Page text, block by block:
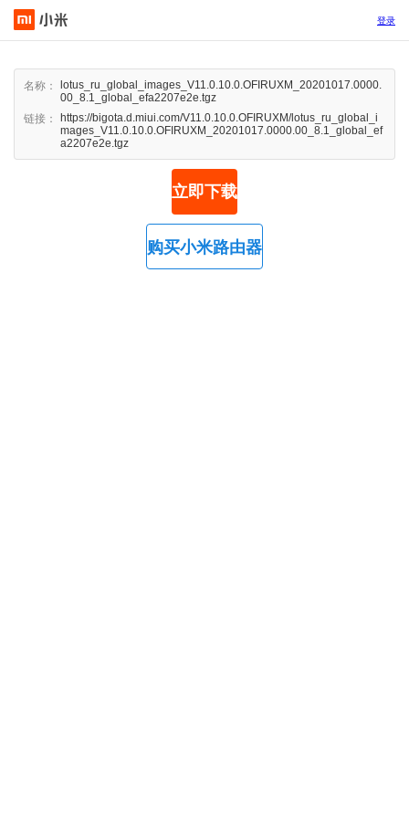
登录
名称：
lotus_ru_global_images_V11.0.10.0.OFIRUXM_20201017.0000.
00_8.1_global_efa2207e2e.tgz
链接：
https://bigota.d.miui.com/V11.0.10.0.OFIRUXM/lotus_ru_global_i
mages_V11.0.10.0.OFIRUXM_20201017.0000.00_8.1_global_ef
a2207e2e.tgz
立即下载
购买小米路由器